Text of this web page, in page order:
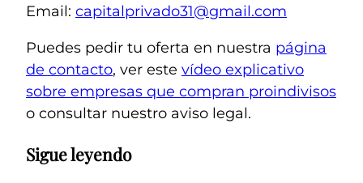
Email: capitalprivado31@gmail.com
Puedes pedir tu oferta en nuestra página
de contacto, ver este vídeo explicativo
sobre empresas que compran proindivisos
o consultar nuestro aviso legal.
Sigue leyendo